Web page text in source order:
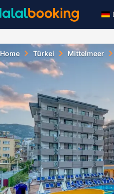
Home Türkei Mittelmeer